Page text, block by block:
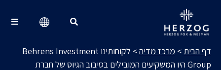
דף הבית > מרכז מדיה>
לקוחותינו Behrens Investment
Group היו המשקיעים המובילים בסיבוב הגיוס של חברת